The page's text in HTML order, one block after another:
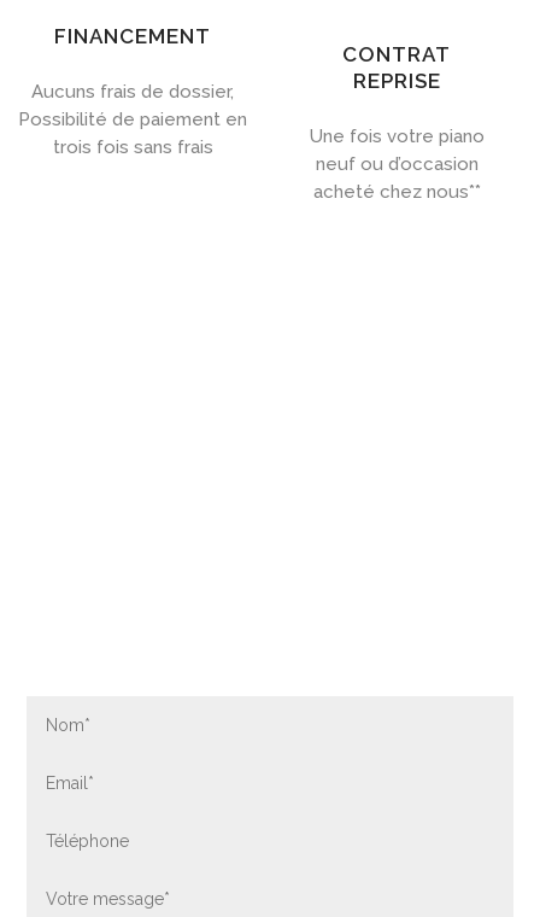
FINANCEMENT
Aucuns frais de dossier,
Possibilité de paiement en
trois fois sans frais
CONTRAT
REPRISE
Une fois votre piano
neuf ou d’occasion
acheté chez nous**